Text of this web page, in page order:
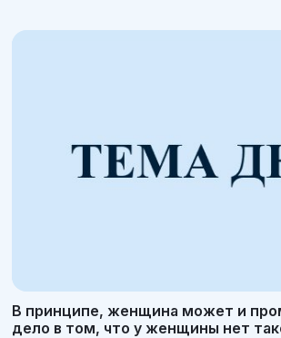
В принципе, женщина может и
дело в том, что у женщины нет